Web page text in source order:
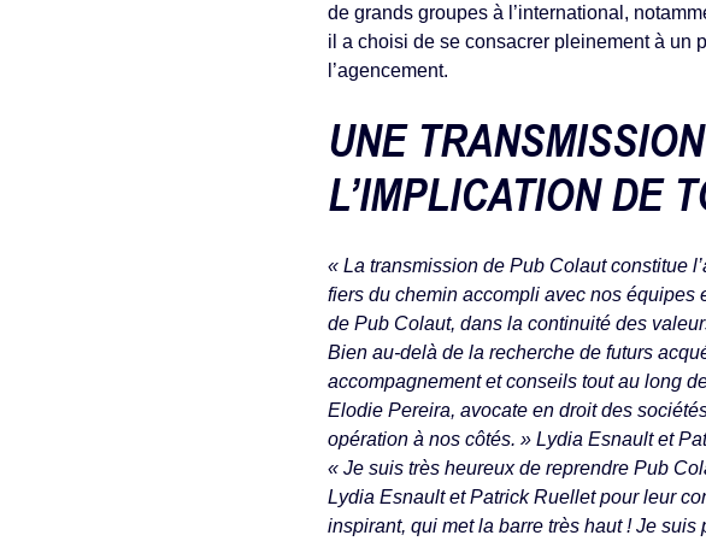
de grands groupes à l’international,
il a choisi de se consacrer pleinement à un
l’agencement.
UNE
L’IMPLICATION DE
« La transmission de Pub Colaut constitue
fiers du chemin accompli avec nos
de Pub Colaut, dans la continuité des
Bien au-delà de la recherche de futurs
accompagnement et conseils tout au long
Elodie Pereira, avocate en droit des
opération à nos côtés. » Lydia Esnault et
« Je suis très heureux de reprendre Pub
Lydia Esnault et Patrick Ruellet pour leur
inspirant, qui met la barre très haut ! Je